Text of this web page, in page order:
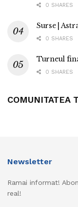
0 SHARES
Surse |
0 SHARES
Turneul
0 SHARES
COMUNITATEA
Newsletter
Ramai informat!
real!